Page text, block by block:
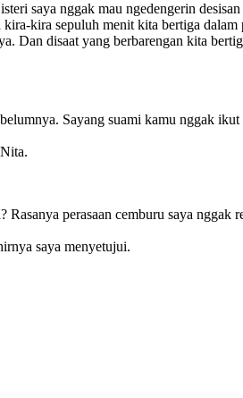
saya nggak mau ngedengerin
kira sepuluh menit kita bertiga
Dan disaat yang berbarengan kita
Sayang suami kamu nggak
perasaan cemburu saya nggak
saya menyetujui.